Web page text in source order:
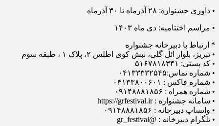
• داوری جشنواره: ۲۸ آذرماه تا ۳۰ آذرماه
• مراسم اختتامیه: دی ماه ۱۴۰۳
* ارتباط با دبیرخانه جشنواره
• تبریز، بلوار ائل گلی، نبش کوی اطلس ۲، پلاک ۱ ، طبقه سوم
• کد پستی: ۵۱۶۷۸۱۸۳۴۱
• شماره تماس:۰۴۱۳۳۳۳۲۵۴۵
• شماره فاکس : ۰۴۱۳۳۸۰۰۶۰۱
• شماره همراه : ۰۹۱۴۸۸۸۱۸۵۶
• سامانه جشنواره : https://grfestival.ir
• واتساپ دبیرخانه : ۰۹۱۴۸۸۸۱۸۵۶
• تلگرام دبیرخانه : @gr_festival